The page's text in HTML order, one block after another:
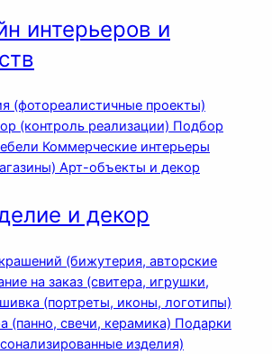
интерьеров и
(фотореалистичные проекты)
(контроль реализации) Подбор
Коммерческие интерьеры
Арт-объекты и декор
и декор
(бижутерия, авторские
на заказ (свитера, игрушки,
(портреты, иконы, логотипы)
(панно, свечи, керамика) Подарки
изделия)